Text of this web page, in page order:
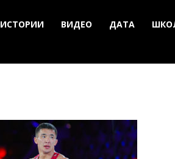
ИСТОРИИ ВИДЕО ДАТА